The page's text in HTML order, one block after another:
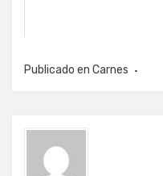
Publicado en Carnes